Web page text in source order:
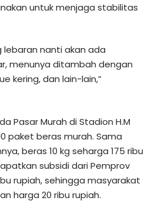
untuk menjaga stabilitas
lebaran nanti akan ada
menunya ditambah dengan
kering, dan lain-lain,”
Pasar Murah di Stadion H.M
paket beras murah. Sama
beras 10 kg seharga 175 ribu
subsidi dari Pemprov
rupiah, sehingga masyarakat
harga 20 ribu rupiah.